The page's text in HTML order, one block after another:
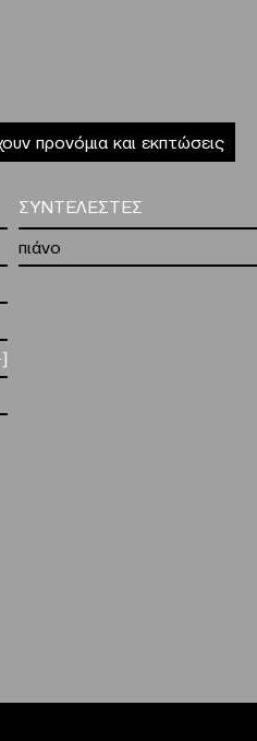
προνόμια και εκπτώσεις
ΣΥΝΤΕΛΕΣΤΕΣ
πιάνο